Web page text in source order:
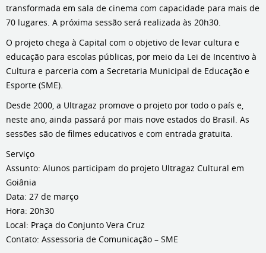
transformada em sala de cinema com capacidade para mais de
70 lugares. A próxima sessão será realizada às 20h30.
O projeto chega à Capital com o objetivo de levar cultura e
educação para escolas públicas, por meio da Lei de Incentivo à
Cultura e parceria com a Secretaria Municipal de Educação e
Esporte (SME).
Desde 2000, a Ultragaz promove o projeto por todo o país e,
neste ano, ainda passará por mais nove estados do Brasil. As
sessões são de filmes educativos e com entrada gratuita.
Serviço
Assunto: Alunos participam do projeto Ultragaz Cultural em
Goiânia
Data: 27 de março
Hora: 20h30
Local: Praça do Conjunto Vera Cruz
Contato: Assessoria de Comunicação – SME